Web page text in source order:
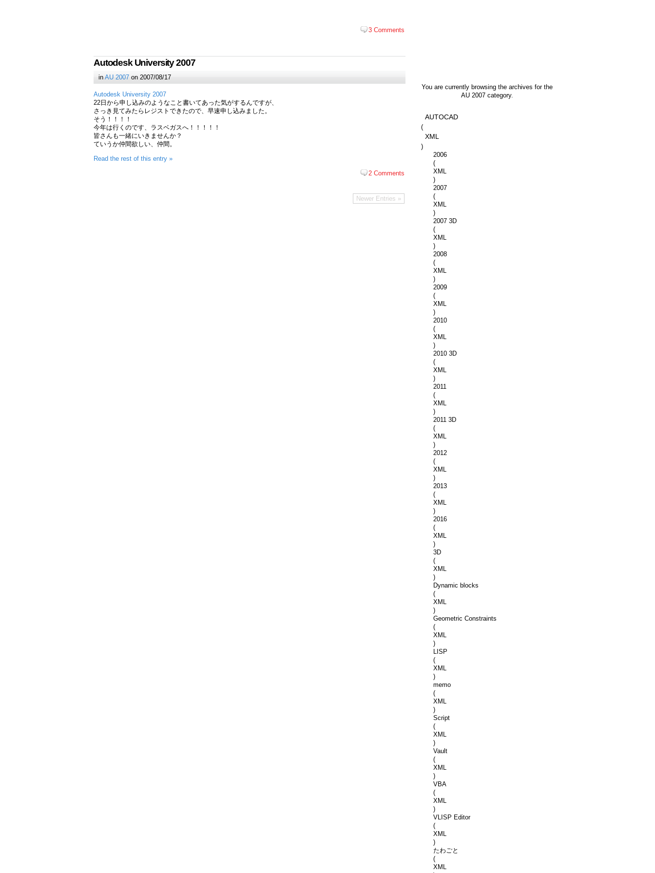
3 Comments
Autodesk University 2007
inAU 2007 on 2007/08/17
Autodesk University 2007
22日から申し込みのようなこと書いてあった気がするんですが、
さっき見てみたらレジストできたので、早速申し込みました。
そう！！！！
今年は行くのです、ラスベガスへ！！！！！
皆さんも一緒にいきませんか？
ていうか仲間欲しい、仲間。
Read the rest of this entry »
2 Comments
Newer Entries »
You are currently browsing the archives for the
AU 2007 category.
AUTOCAD
(
XML
)
2006
(
XML
)
2007
(
XML
)
2007 3D
(
XML
)
2008
(
XML
)
2009
(
XML
)
2010
(
XML
)
2010 3D
(
XML
)
2011
(
XML
)
2011 3D
(
XML
)
2012
(
XML
)
2013
(
XML
)
2016
(
XML
)
3D
(
XML
)
Dynamic blocks
(
XML
)
Geometric Constraints
(
XML
)
LISP
(
XML
)
memo
(
XML
)
Script
(
XML
)
Vault
(
XML
)
VBA
(
XML
)
VLISP Editor
(
XML
)
たわごと
(
XML